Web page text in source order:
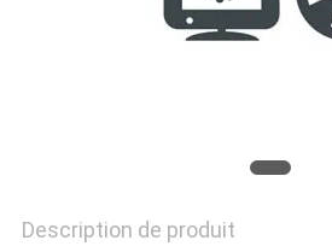
CONFIDENTIALITÉ
Description de produit